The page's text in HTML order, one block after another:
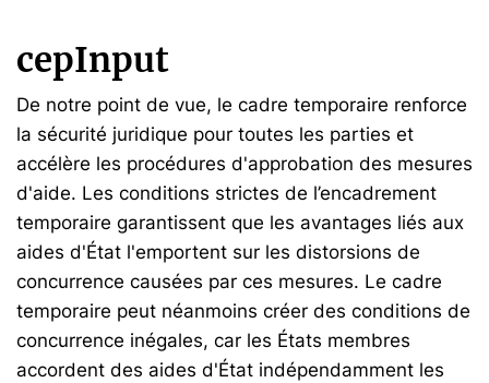
cepInput
De notre point de vue, le cadre temporaire renforce
la sécurité juridique pour toutes les parties et
accélère les procédures d'approbation des mesures
d'aide. Les conditions strictes de l’encadrement
temporaire garantissent que les avantages liés aux
aides d'État l'emportent sur les distorsions de
concurrence causées par ces mesures. Le cadre
temporaire peut néanmoins créer des conditions de
concurrence inégales, car les États membres
accordent des aides d'État indépendamment les